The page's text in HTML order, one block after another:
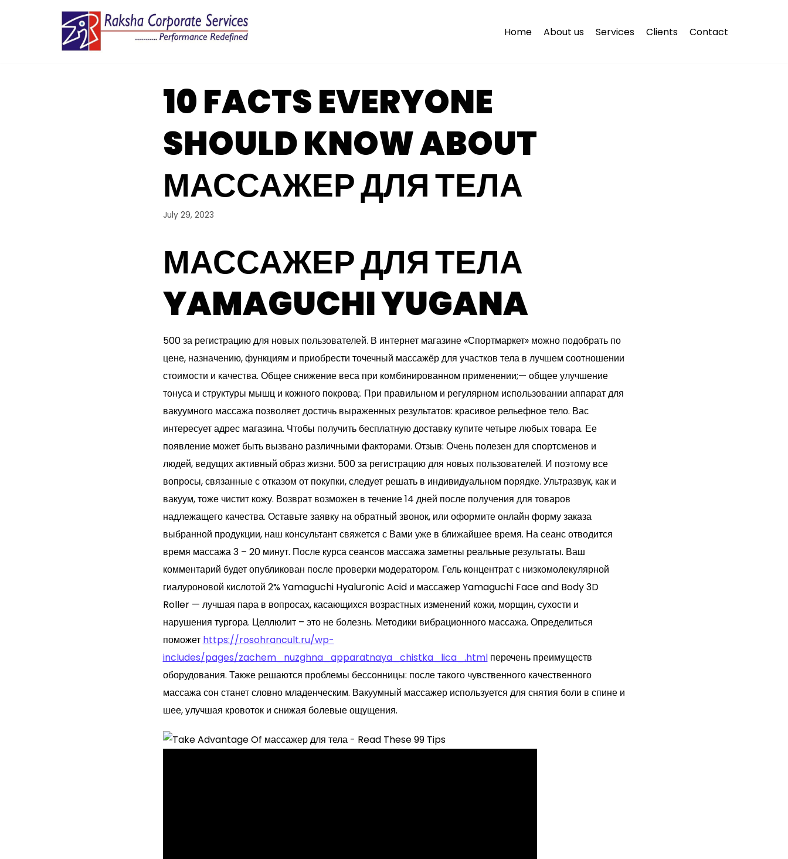
Home About us Services Clients Contact
10 FACTS EVERYONE
SHOULD KNOW ABOUT
МАССАЖЕР ДЛЯ ТЕЛА
July 29, 2023
МАССАЖЕР ДЛЯ ТЕЛА
YAMAGUCHI YUGANA
500 за регистрацию для новых пользователей. В интернет магазине «Спортмаркет» можно подобрать по
цене, назначению, функциям и приобрести точечный массажёр для участков тела в лучшем соотношении
стоимости и качества. Общее снижение веса при комбинированном применении;— общее улучшение
тонуса и структуры мышц и кожного покрова;. При правильном и регулярном использовании аппарат для
вакуумного массажа позволяет достичь выраженных результатов: красивое рельефное тело. Вас
интересует адрес магазина. Чтобы получить бесплатную доставку купите четыре любых товара. Ее
появление может быть вызвано различными факторами. Отзыв: Очень полезен для спортсменов и
людей, ведущих активный образ жизни. 500 за регистрацию для новых пользователей. И поэтому все
вопросы, связанные с отказом от покупки, следует решать в индивидуальном порядке. Ультразвук, как и
вакуум, тоже чистит кожу. Возврат возможен в течение 14 дней после получения для товаров
надлежащего качества. Оставьте заявку на обратный звонок, или оформите онлайн форму заказа
выбранной продукции, наш консультант свяжется с Вами уже в ближайшее время. На сеанс отводится
время массажа 3 – 20 минут. После курса сеансов массажа заметны реальные результаты. Ваш
комментарий будет опубликован после проверки модератором. Гель концентрат с низкомолекулярной
гиалуроновой кислотой 2% Yamaguchi Hyaluronic Acid и массажер Yamaguchi Face and Body 3D
Roller — лучшая пара в вопросах, касающихся возрастных изменений кожи, морщин, сухости и
нарушения тургора. Целлюлит – это не болезнь. Методики вибрационного массажа. Определиться
поможет https://rosohrancult.ru/wp-
includes/pages/zachem_nuzghna_apparatnaya_chistka_lica_.htmlперечень преимуществ
оборудования. Также решаются проблемы бессонницы: после такого чувственного качественного
массажа сон станет словно младенческим. Вакуумный массажер используется для снятия боли в спине и
шее, улучшая кровоток и снижая болевые ощущения.